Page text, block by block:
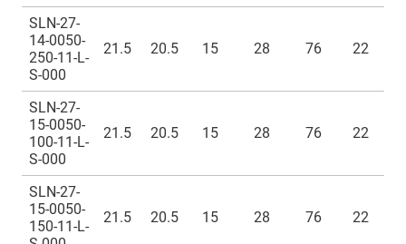
SLN-27-
14-0050-
250-11-L-
S-000
21.5 20.5 15 28 76 22
SLN-27-
15-0050-
100-11-L-
S-000
21.5 20.5 15 28 76 22
SLN-27-
15-0050-
150-11-L-
21.5 20.5 15 28 76 22